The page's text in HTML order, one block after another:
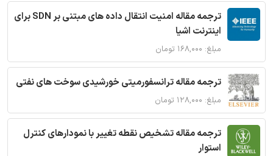
ترجمه مقاله امنیت انتقال داده های مبتنی بر SDN برای
اینترنت اشیا
مبلغ: ۱۶۸,۰۰۰ تومان
ترجمه مقاله ترانسفورمیتی خورشیدی سوخت های نفتی
مبلغ: ۱۲۸,۰۰۰ تومان
ترجمه مقاله تشخیص نقطه تغییر با نمودارهای کنترل
استوار